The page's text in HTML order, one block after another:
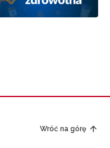
Wróć na górę